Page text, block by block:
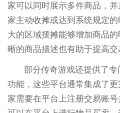
家可以同时展示多件商品，
家主动收摊或达到系统规定
大的区域摆摊能够增加商品
晰的商品描述也有助于提高交
部分传奇游戏还提供了
功能，这些平台通常集成了
家需要在平台上注册交易账